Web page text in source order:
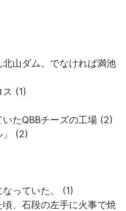
山ダム。でなければ満池
(1)
たQBBチーズの工場 (2)
」 (2)
っていた。 (1)
、石段の左手に火事で焼